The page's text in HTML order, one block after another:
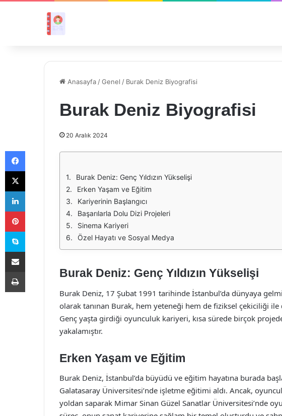
Anasayfa /Genel / Burak Deniz Biyografisi
Burak Deniz Biyografisi
20 Aralık 2024
Burak Deniz: Genç Yıldızın Yükselişi
Erken Yaşam ve Eğitim
Kariyerinin Başlangıcı
Başarılarla Dolu Dizi Projeleri
Sinema Kariyeri
Özel Hayatı ve Sosyal Medya
Burak Deniz: Genç Yıldızın Yükselişi
Burak Deniz, 17 Şubat 1991 tarihinde İstanbul’da dünyaya
olarak tanınan Burak, hem yeteneği hem de fiziksel çekiciliği ile
Genç yaşta girdiği oyunculuk kariyeri, kısa sürede birçok
yakalamıştır.
Erken Yaşam ve Eğitim
Burak Deniz, İstanbul’da büyüdü ve eğitim hayatına burada
Galatasaray Üniversitesi’nde işletme eğitimi aldı. Ancak,
yoldan saparak Mimar Sinan Güzel Sanatlar Üniversitesi’nde
Facebook
X
LinkedIn
Pinterest
Skype
E-Posta ile paylaş